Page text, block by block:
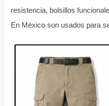
resistencia, bolsillos
En México son usados para